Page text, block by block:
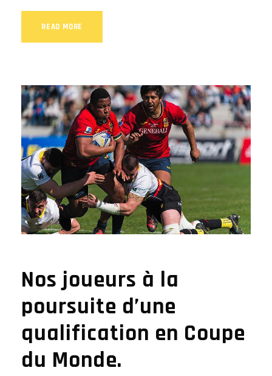
READ MORE
Nos joueurs à la
poursuite d’une
qualification en Coupe
du Monde.